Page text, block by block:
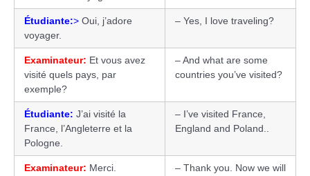
Étudiante:> Oui, j’adore
voyager.
– Yes, I love traveling?
Examinateur: Et vous avez
visité quels pays, par
exemple?
– And what are some
countries you’ve visited?
Étudiante: J’ai visité la
France, l’Angleterre et la
Pologne.
– I’ve visited France,
England and Poland..
Examinateur: Merci.
– Thank you. Now we will